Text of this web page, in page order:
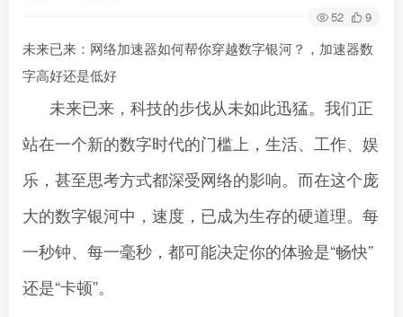
52 9
未来已来：网络加速器如何帮你穿越数字银河？，加速器数
字高好还是低好
未来已来，科技的步伐从未如此迅猛。我们正
站在一个新的数字时代的门槛上，生活、工作、娱
乐，甚至思考方式都深受网络的影响。而在这个庞
大的数字银河中，速度，已成为生存的硬道理。每
一秒钟、每一毫秒，都可能决定你的体验是“畅快”
还是“卡顿”。